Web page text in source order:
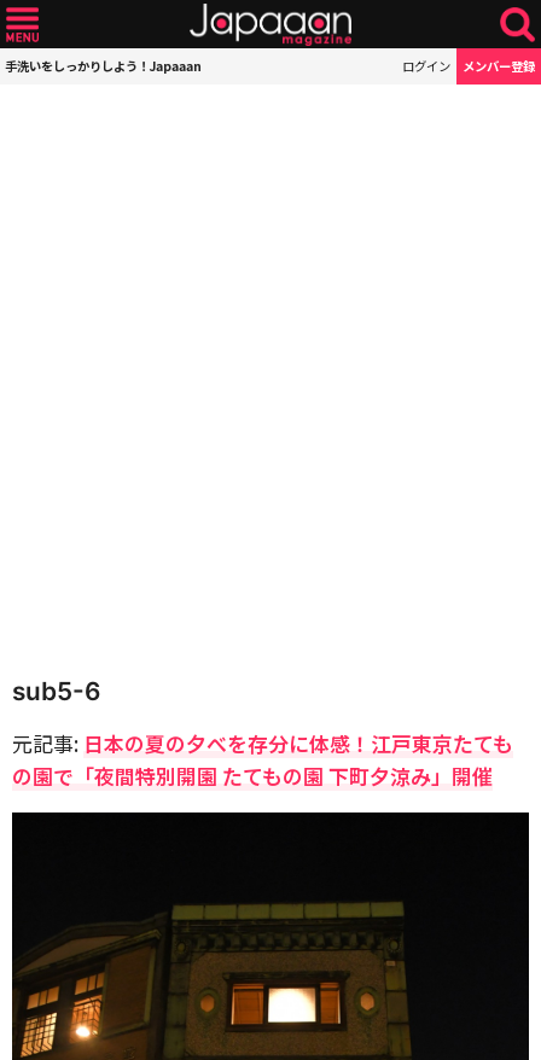
手洗いをしっかりしよう！Japaaan ログイン メンバー登録
sub5-6
元記事: 日本の夏の夕べを存分に体感！江戸東京たても
の園で「夜間特別開園 たてもの園 下町夕涼み」開催